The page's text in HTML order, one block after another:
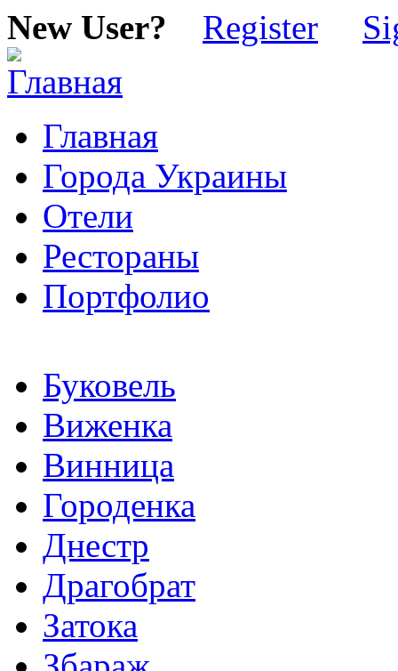
New User? Register
Главная
Города Украины
Отели
Рестораны
Портфолио
Буковель
Виженка
Винница
Городенка
Днестр
Драгобрат
Затока